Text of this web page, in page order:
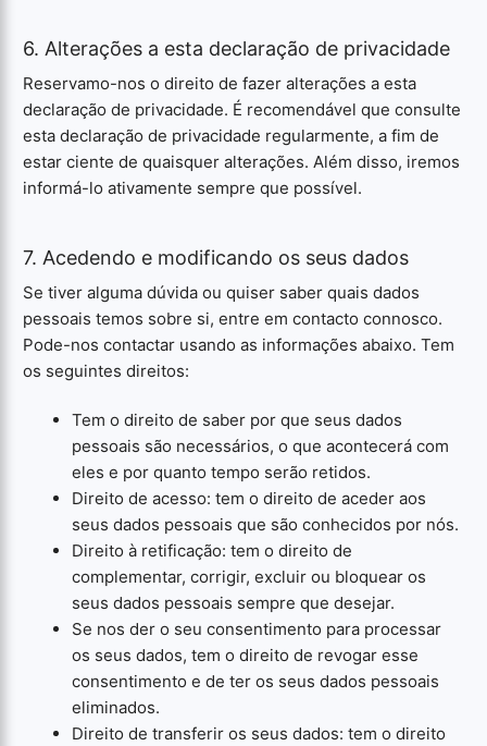
6. Alterações a esta declaração de privacidade
Reservamo-nos o direito de fazer alterações a esta
declaração de privacidade. É recomendável que consulte
esta declaração de privacidade regularmente, a fim de
estar ciente de quaisquer alterações. Além disso, iremos
informá-lo ativamente sempre que possível.
7. Acedendo e modificando os seus dados
Se tiver alguma dúvida ou quiser saber quais dados
pessoais temos sobre si, entre em contacto connosco.
Pode-nos contactar usando as informações abaixo. Tem
os seguintes direitos:
Tem o direito de saber por que seus dados
pessoais são necessários, o que acontecerá com
eles e por quanto tempo serão retidos.
Direito de acesso: tem o direito de aceder aos
seus dados pessoais que são conhecidos por nós.
Direito à retificação: tem o direito de
complementar, corrigir, excluir ou bloquear os
seus dados pessoais sempre que desejar.
Se nos der o seu consentimento para processar
os seus dados, tem o direito de revogar esse
consentimento e de ter os seus dados pessoais
eliminados.
Direito de transferir os seus dados: tem o direito